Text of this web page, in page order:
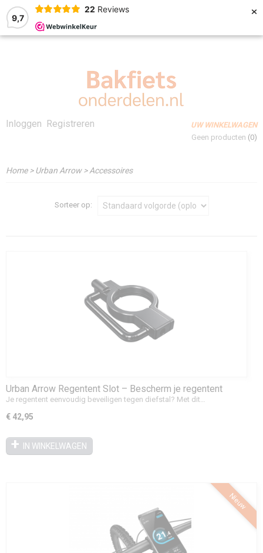
9,7
22 Reviews ×
Inloggen Registreren
UW WINKELWAGEN
Geen producten (0)
Home>Urban Arrow>Accessoires
Sorteer op:
Urban Arrow Regentent Slot – Bescherm je regentent
tegen diefstal
Je regentent eenvoudig beveiligen tegen diefstal? Met dit…
€ 42,95
IN WINKELWAGEN
Nieuw